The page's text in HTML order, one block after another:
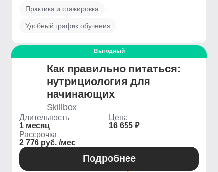
Практика и стажировка
Удобный график обучения
Выгодный
Как правильно питаться:
нутрициология для
начинающих
Skillbox
Длительность
1 месяц
Цена
16 655 ₽
Рассрочка
2 776 руб. /мес
Подробнее